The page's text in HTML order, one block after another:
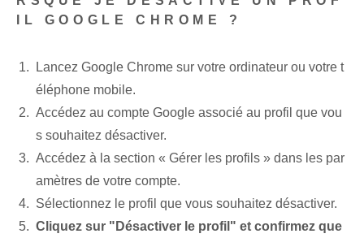
IL GOOGLE CHROME ?
Lancez Google Chrome sur votre ordinateur ou votre t
éléphone mobile.
Accédez au compte Google associé au profil que vou
s souhaitez désactiver.
Accédez à la section « Gérer les profils » dans les par
amètres de votre compte.
Sélectionnez le profil que vous souhaitez désactiver.
Cliquez sur "Désactiver le profil" et confirmez que